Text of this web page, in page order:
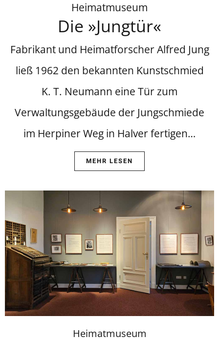
Heimatmuseum
Heimatmuseum
Die »Jungtür«
Fabrikant und Heimatforscher Alfred Jung
ließ 1962 den bekannten Kunstschmied
K. T. Neumann eine Tür zum
Verwaltungsgebäude der Jungschmiede
im Herpiner Weg in Halver fertigen…
MEHR LESEN